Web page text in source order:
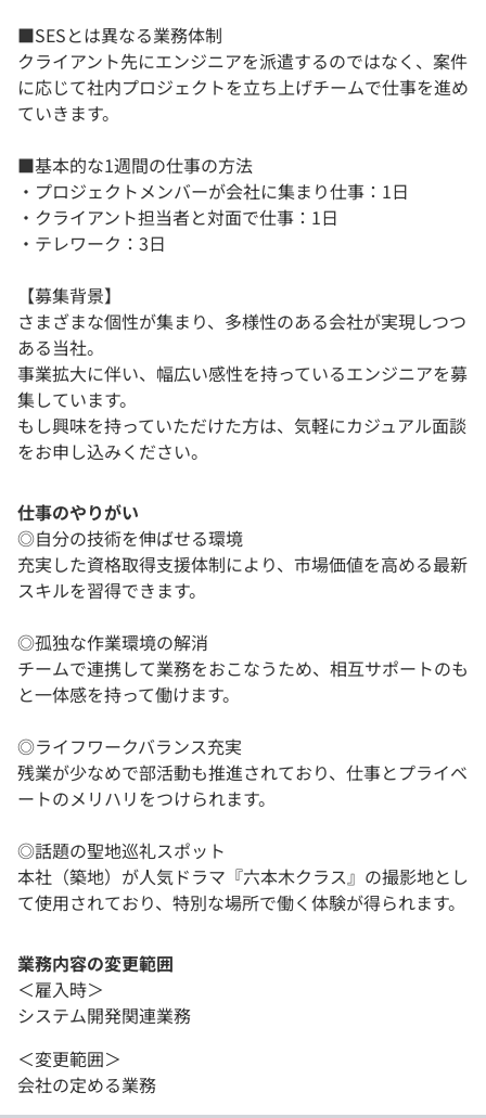
■SESとは異なる業務体制
クライアント先にエンジニアを派遣するのではなく、案件
に応じて社内プロジェクトを立ち上げチームで仕事を進め
ていきます。
■基本的な1週間の仕事の方法
・プロジェクトメンバーが会社に集まり仕事：1日
・クライアント担当者と対面で仕事：1日
・テレワーク：3日
【募集背景】
さまざまな個性が集まり、多様性のある会社が実現しつつ
ある当社。
事業拡大に伴い、幅広い感性を持っているエンジニアを募
集しています。
もし興味を持っていただけた方は、気軽にカジュアル面談
をお申し込みください。
仕事のやりがい
◎自分の技術を伸ばせる環境
充実した資格取得支援体制により、市場価値を高める最新
スキルを習得できます。
◎孤独な作業環境の解消
チームで連携して業務をおこなうため、相互サポートのも
と一体感を持って働けます。
◎ライフワークバランス充実
残業が少なめで部活動も推進されており、仕事とプライベ
ートのメリハリをつけられます。
◎話題の聖地巡礼スポット
本社（築地）が人気ドラマ『六本木クラス』の撮影地とし
て使用されており、特別な場所で働く体験が得られます。
業務内容の変更範囲
＜雇入時＞
システム開発関連業務
＜変更範囲＞
会社の定める業務